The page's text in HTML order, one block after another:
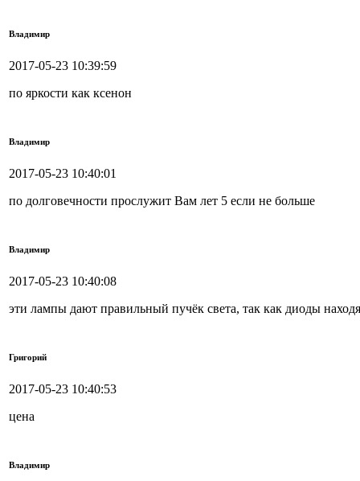
Владимир
2017-05-23 10:39:59
по яркости как ксенон
Владимир
2017-05-23 10:40:01
по долговечности прослужит Вам лет 5 если не больше
Владимир
2017-05-23 10:40:08
эти лампы дают правильный пучёк света, так как диоды
Григорий
2017-05-23 10:40:53
цена
Владимир